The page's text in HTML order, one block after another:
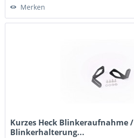
Merken
Kurzes Heck Blinkeraufnahme /
Blinkerhalterung...